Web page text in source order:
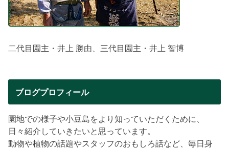
二代目園主・井上 勝由、三代目園主・井上 智博
ブログプロフィール
園地での様子や小豆島をより知っていただくために、
日々紹介していきたいと思っています。
動物や植物の話題やスタッフのおもしろ話など、毎日身